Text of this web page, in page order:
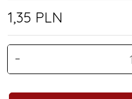
1,35 PLN